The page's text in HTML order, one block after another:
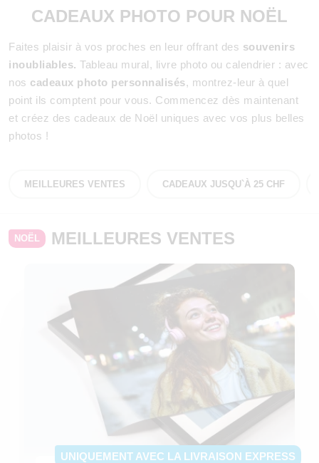
CADEAUX PHOTO POUR NOËL
Faites plaisir à vos proches en leur offrant des souvenirs
inoubliables. Tableau mural, livre photo ou calendrier : avec
nos cadeaux photo personnalisés, montrez-leur à quel
point ils comptent pour vous. Commencez dès maintenant
et créez des cadeaux de Noël uniques avec vos plus belles
photos !
MEILLEURES VENTES CADEAUX JUSQU`À 25 CHF
NOËL MEILLEURES VENTES
UNIQUEMENT AVEC LA LIVRAISON EXPRESS